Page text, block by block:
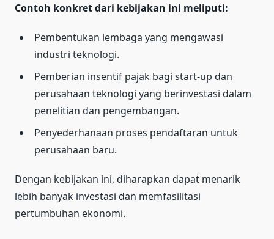
Contoh konkret dari kebijakan ini meliputi:
Pembentukan lembaga yang mengawasi
industri teknologi.
Pemberian insentif pajak bagi start-up dan
perusahaan teknologi yang berinvestasi dalam
penelitian dan pengembangan.
Penyederhanaan proses pendaftaran untuk
perusahaan baru.
Dengan kebijakan ini, diharapkan dapat menarik
lebih banyak investasi dan memfasilitasi
pertumbuhan ekonomi.